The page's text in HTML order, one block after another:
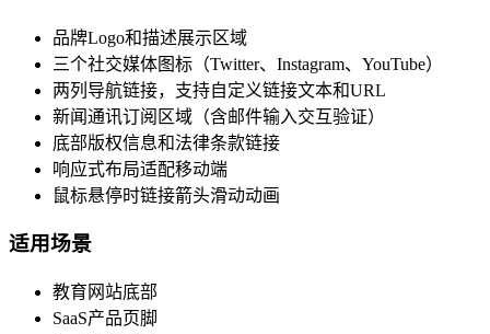
品牌Logo和描述展示区域
三个社交媒体图标（Twitter、Instagram、YouTube）
两列导航链接，支持自定义链接文本和URL
新闻通讯订阅区域（含邮件输入交互验证）
底部版权信息和法律条款链接
响应式布局适配移动端
鼠标悬停时链接箭头滑动动画
适用场景
教育网站底部
SaaS产品页脚